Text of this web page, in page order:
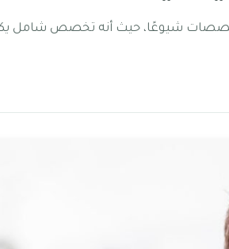
شيوعًا، حيث أنه تخصص شامل